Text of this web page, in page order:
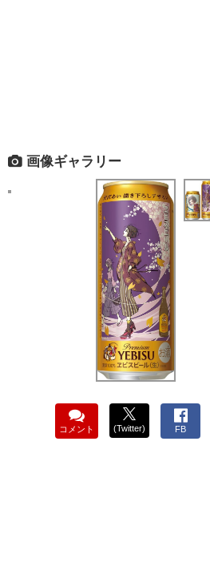
画像ギャラリー
コメント (Twitter) FB